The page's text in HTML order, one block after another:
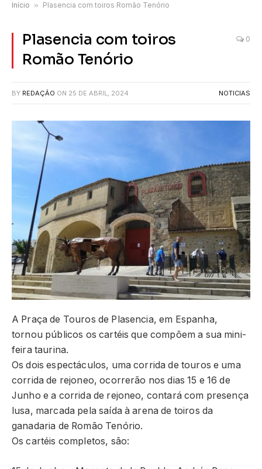
Início » Plasencia com toiros Romão Tenório
Plasencia com toiros
Romão Tenório
0
BY REDAÇÃO ON 25 DE ABRIL, 2024 NOTICIAS
A Praça de Touros de Plasencia, em Espanha,
tornou públicos os cartéis que compõem a sua mini-
feira taurina.
Os dois espectáculos, uma corrida de touros e uma
corrida de rejoneo, ocorrerão nos dias 15 e 16 de
Junho e a corrida de rejoneo, contará com presença
lusa, marcada pela saída à arena de toiros da
ganadaria de Romão Tenório.
Os cartéis completos, são: